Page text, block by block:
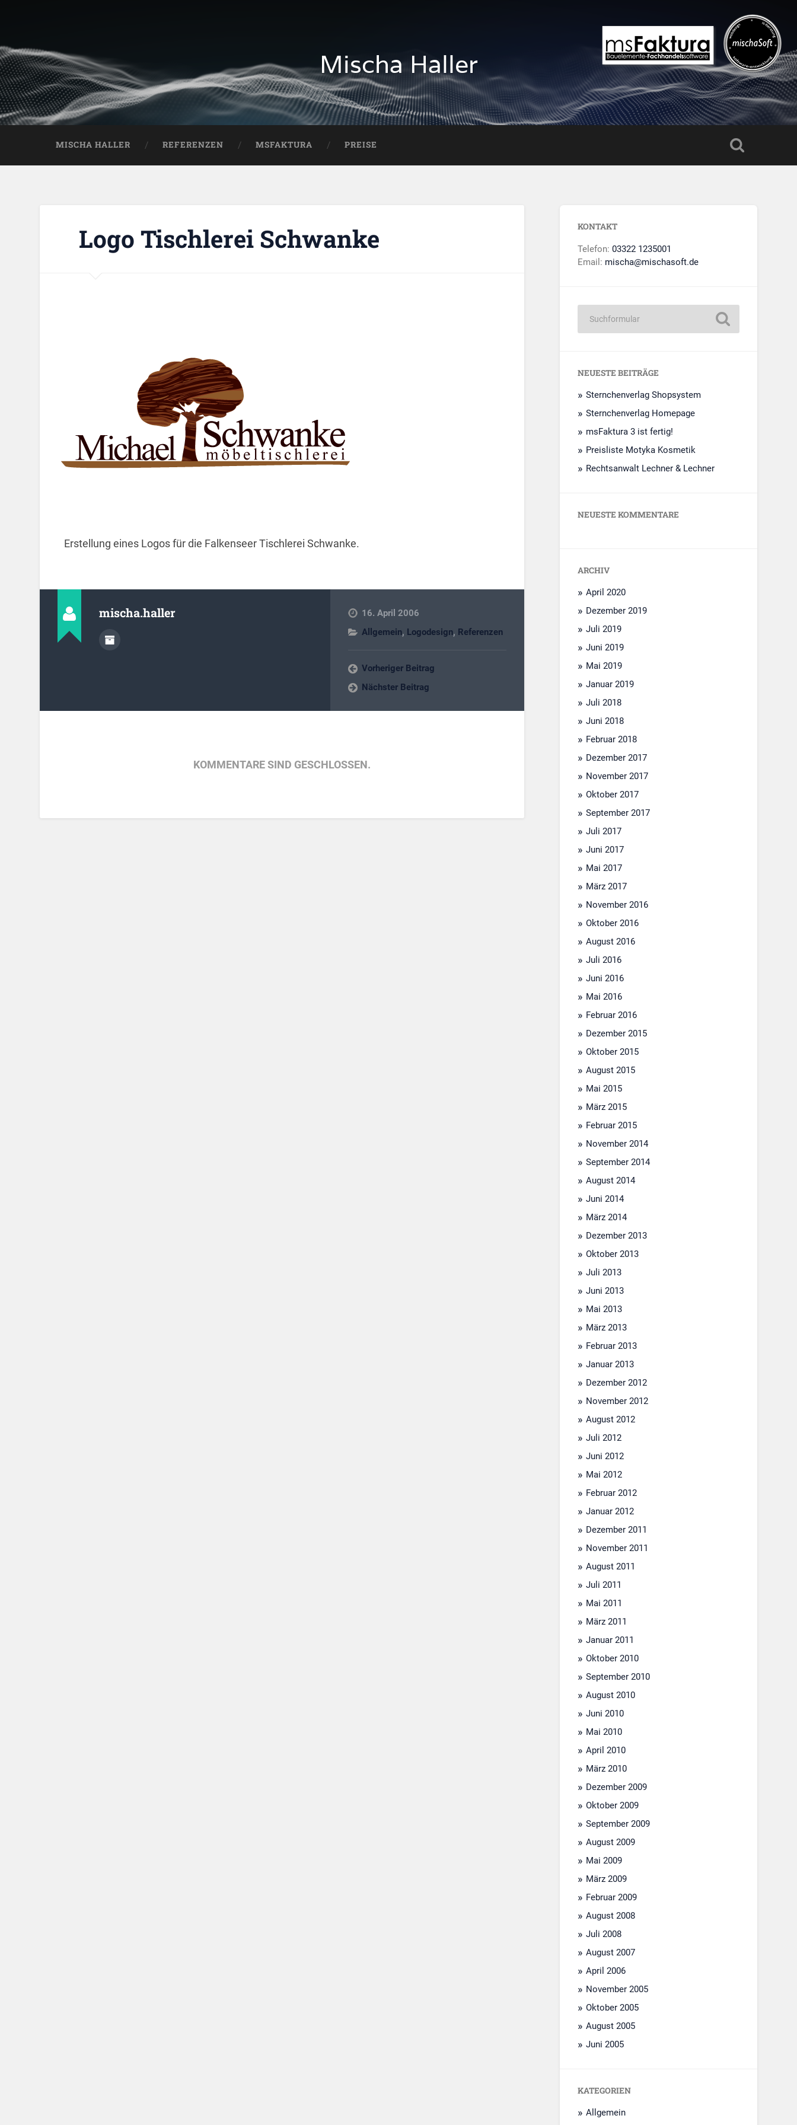
Mischa Haller
MISCHA HALLER REFERENZEN MSFAKTURA PREISE
Logo Tischlerei Schwanke
Erstellung eines Logos für die Falkenseer Tischlerei Schwanke.
mischa.haller
16. April 2006
Allgemein, Logodesign, Referenzen
Vorheriger Beitrag
Nächster Beitrag
KOMMENTARE SIND GESCHLOSSEN.
KONTAKT
Telefon:03322 1235001
Email: mischa@mischasoft.de
NEUESTE BEITRÄGE
Sternchenverlag Shopsystem
Sternchenverlag Homepage
msFaktura 3 ist fertig!
Preisliste Motyka Kosmetik
Rechtsanwalt Lechner & Lechner
NEUESTE KOMMENTARE
ARCHIV
April 2020
Dezember 2019
Juli 2019
Juni 2019
Mai 2019
Januar 2019
Juli 2018
Juni 2018
Februar 2018
Dezember 2017
November 2017
Oktober 2017
September 2017
Juli 2017
Juni 2017
Mai 2017
März 2017
November 2016
Oktober 2016
August 2016
Juli 2016
Juni 2016
Mai 2016
Februar 2016
Dezember 2015
Oktober 2015
August 2015
Mai 2015
März 2015
Februar 2015
November 2014
September 2014
August 2014
Juni 2014
März 2014
Dezember 2013
Oktober 2013
Juli 2013
Juni 2013
Mai 2013
März 2013
Februar 2013
Januar 2013
Dezember 2012
November 2012
August 2012
Juli 2012
Juni 2012
Mai 2012
Februar 2012
Januar 2012
Dezember 2011
November 2011
August 2011
Juli 2011
Mai 2011
März 2011
Januar 2011
Oktober 2010
September 2010
August 2010
Juni 2010
Mai 2010
April 2010
März 2010
Dezember 2009
Oktober 2009
September 2009
August 2009
Mai 2009
März 2009
Februar 2009
August 2008
Juli 2008
August 2007
April 2006
November 2005
Oktober 2005
August 2005
Juni 2005
KATEGORIEN
Allgemein